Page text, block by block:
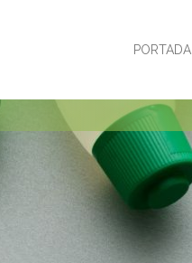
PORTADA